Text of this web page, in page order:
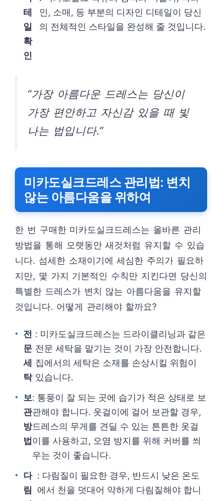
테
일
확
인
인, 소매, 등 부분의 디자인 디테일이 당신
의 전체적인 스타일을 완성해 줄 것입니다.
“가장 아름다운 드레스는 당신이
가장 편안하고 자신감 있을 때 빛
나는 법입니다.”
미카도실크드레스 관리법: 변치
않는 아름다움을 위하여
한 번 구매한 미카도실크드레스는 올바른 관리
방법을 통해 오랫동안 새것처럼 유지할 수 있습
니다. 섬세한 소재이기에 세심한 주의가 필요하
지만, 몇 가지 기본적인 수칙만 지킨다면 당신의
특별한 드레스가 변치 않는 아름다움을 유지할
것입니다. 어떻게 관리해야 할까요?
전
문
세
탁
: 미카도실크드레스는 드라이클리닝과 같은
전문 세탁을 맡기는 것이 가장 안전합니다.
집에서의 세탁은 소재를 손상시킬 위험이
있습니다.
보
관
방
법
: 통풍이 잘 되는 곳에 습기가 적은 상태로 보
관해야 합니다. 옷걸이에 걸어 보관할 경우,
드레스의 무게를 견딜 수 있는 튼튼한 옷걸
이를 사용하고, 오염 방지를 위해 커버를 씌
우는 것이 좋습니다.
다
림
: 다림질이 필요한 경우, 반드시 낮은 온도
에서 천을 덧대어 약하게 다림질해야 합니